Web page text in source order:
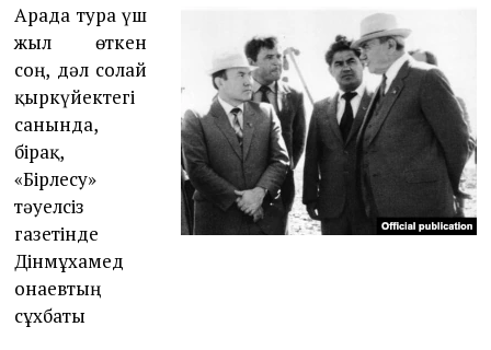
Арада тура үш
жыл өткен
соң, дәл солай
қыркүйектегі
санында,
бірақ,
«Бірлесу»
тәуелсіз
газетінде
Дінмұхамед
Қонаевтың
сұхбаты